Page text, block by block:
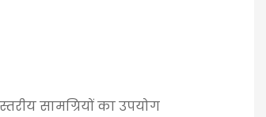
सामग्रियों का उपयोग